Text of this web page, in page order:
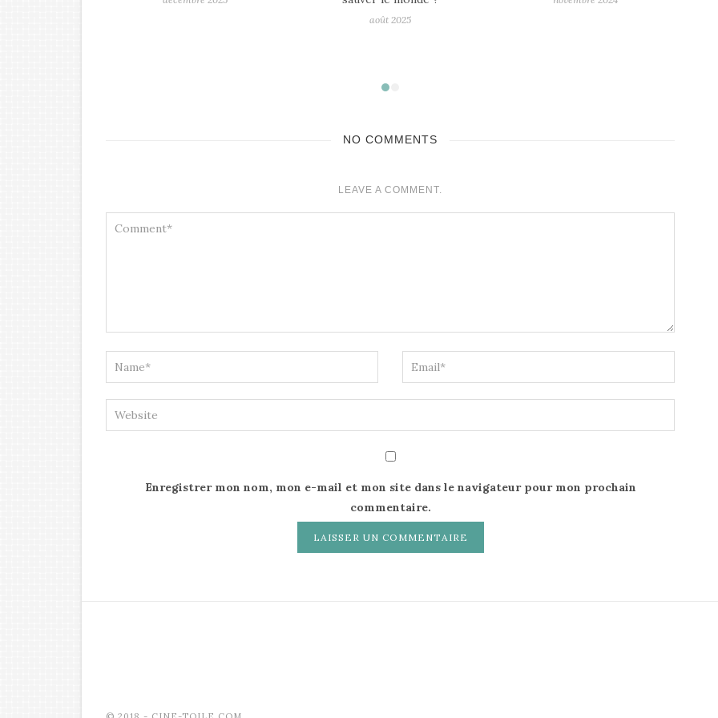
NO COMMENTS
LEAVE A COMMENT.
Enregistrer mon nom, mon e-mail et mon site dans le navigateur pour mon prochain
commentaire.